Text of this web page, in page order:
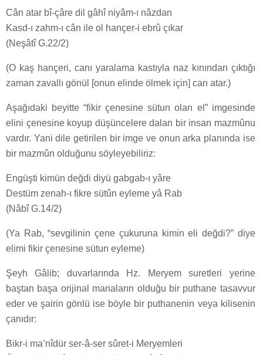
Cân atar bî-çâre dil gâhî niyâm-ı nâzdan
Kasd-ı zahm-ı cân ile ol hançer-i ebrû çıkar
(Neşâtî G.22/2)
(O kaş hançeri, canı yaralama kastıyla naz kınından çıktığı
zaman zavallı gönül [onun elinde ölmek için] can atar.)
Aşağıdaki beyitte “fikir çenesine sütun olan el” imgesinde
elini çenesine koyup düşüncelere dalan bir insan mazmûnu
vardır. Yani dile getirilen bir imge ve onun arka planında ise
bir mazmûn olduğunu söyleyebiliriz:
Engüşti kimün değdi diyü gabgab-ı yâre
Destüm zenah-ı fikre sütûn eyleme yâ Rab
(Nâbî G.14/2)
(Ya Rab, “sevgilinin çene çukuruna kimin eli değdi?” diye
elimi fikir çenesine sütun eyleme)
Şeyh Gâlib; duvarlarında Hz. Meryem suretleri yerine
baştan başa orijinal manaların olduğu bir puthane tasavvur
eder ve şairin gönlü ise böyle bir puthanenin veya kilisenin
çanıdır:
Bikr-i ma’nîdür ser-â-ser sûret-i Meryemleri